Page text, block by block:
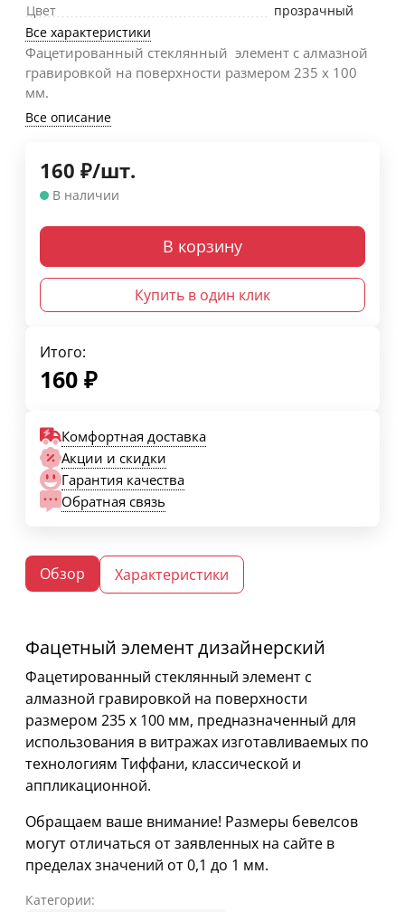
Цвет
прозрачный
Все характеристики
Фацетированный стеклянный элемент с алмазной
гравировкой на поверхности размером 235 х 100
мм.
Все описание
160 ₽/шт.
В наличии
В корзину
Купить в один клик
Итого:
160 ₽
Комфортная доставка
Акции и скидки
Гарантия качества
Обратная связь
Обзор Характеристики
Фацетный элемент дизайнерский
Фацетированный стеклянный элемент с
алмазной гравировкой на поверхности
размером 235 х 100 мм, предназначенный для
использования в витражах изготавливаемых по
технологиям Тиффани, классической и
аппликационной.
Обращаем ваше внимание! Размеры бевелсов
могут отличаться от заявленных на сайте в
пределах значений от 0,1 до 1 мм.
Категории: